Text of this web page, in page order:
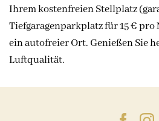
Ihrem kostenfreien Stellplatz
Tiefgaragenparkplatz für 15 €
ein autofreier Ort. Genießen Sie
Luftqualität.